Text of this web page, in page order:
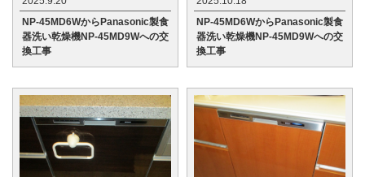
NP-45MD6WからPanasonic製食
器洗い乾燥機NP-45MD9Wへの交
換工事
NP-45MD6WからPanasonic製食
器洗い乾燥機NP-45MD9Wへの交
換工事